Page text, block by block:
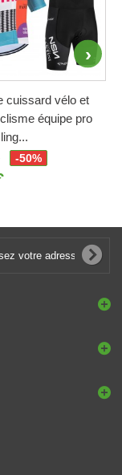
cuissard vélo et
équipe pro
-50%